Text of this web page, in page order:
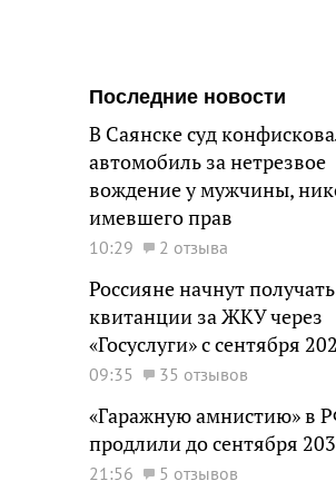
Последние новости
В Саянске суд
автомобиль за нетрезвое
вождение у мужчины,
имевшего прав
10:29 2 отзыва
Россияне начнут получать
квитанции за ЖКУ через
«Госуслуги» с сентября
09:35 35 отзывов
«Гаражную амнистию» в
продлили до сентября
21:56 5 отзывов